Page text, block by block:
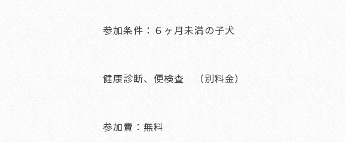
参加条件：６ヶ月未満の子犬
健康診断、便検査 （別料金）
参加費：無料